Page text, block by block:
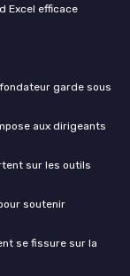
Excel efficace
garde sous
aux dirigeants
sur les outils
soutenir
se fissure sur la